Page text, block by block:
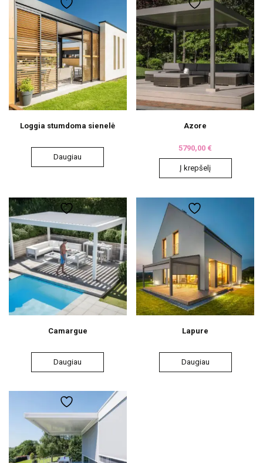
Loggia stumdoma sienelė
Daugiau
Azore
5790,00 €
Į krepšelį
Camargue
Daugiau
Lapure
Daugiau